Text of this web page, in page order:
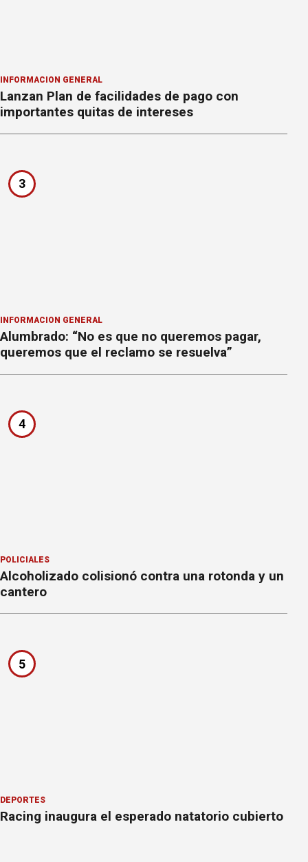
INFORMACION GENERAL
Lanzan Plan de facilidades de pago con
importantes quitas de intereses
3
INFORMACION GENERAL
Alumbrado: “No es que no queremos pagar,
queremos que el reclamo se resuelva”
4
POLICIALES
Alcoholizado colisionó contra una rotonda y un
cantero
5
DEPORTES
Racing inaugura el esperado natatorio cubierto